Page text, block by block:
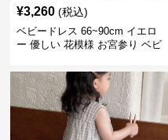
¥3,260 (税込)
ベビードレス 66~90cm イエロ
ー 優しい 花模様 お宮参り ベビ